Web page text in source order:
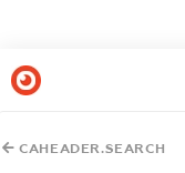
CAHEADER.SEARCH